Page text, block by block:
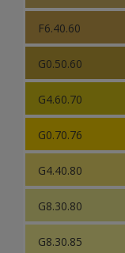
F6.40.60
G0.50.60
G4.60.70
G0.70.76
G4.40.80
G8.30.80
G8.30.85